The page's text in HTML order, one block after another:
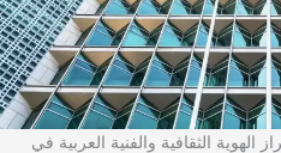
الثقافية والفنية العربية في